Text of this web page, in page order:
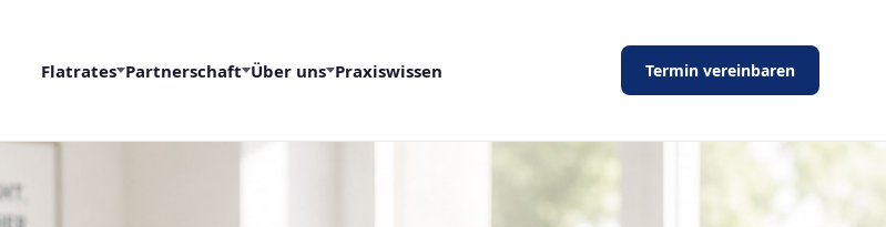
Flatrates Partnerschaft Über uns Praxiswissen Termin vereinbaren